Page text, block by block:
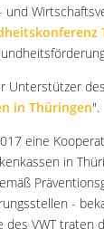
und
Unterstützer
in Thüringen".
eine
in
-
VWT traten